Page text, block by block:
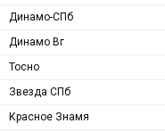
Динамо-СПб
Динамо Вг
Тосно
Звезда СПб
Красное Знамя